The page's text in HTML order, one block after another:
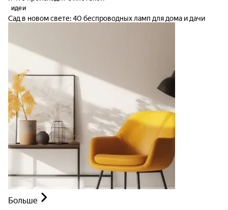
идеи
Сад в новом свете: 40 беспроводных ламп для дома и дачи
Больше